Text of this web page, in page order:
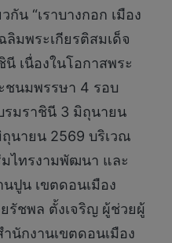
กัน “เราบางกอก เมือง
ลิมพระเกียรติสมเด็จ
นี เนื่องในโอกาสพระ
ชนมพรรษา 4 รอบ
รมราชินี 3 มิถุนายน
นายน 2569 บริเวณ
ไทรงามพัฒนา และ
ปูน เขตดอนเมือง
รัชพล ตั้งเจริญ ผู้ช่วยผู้
นักงานเขตดอนเมือง